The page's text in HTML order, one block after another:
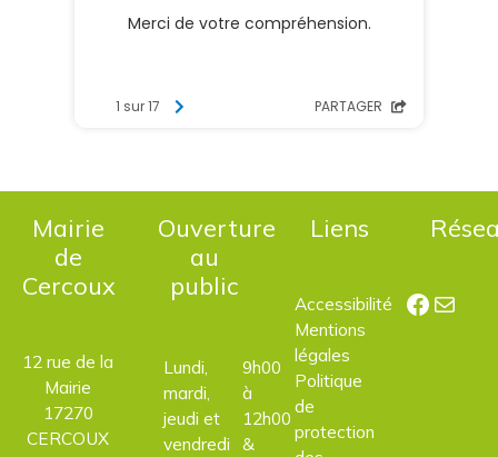
Mairie
de
Cercoux
12 rue de la
Mairie
17270
CERCOUX
Ouverture
au
public
Lundi,
mardi,
jeudi et
vendredi
9h00
à
12h00
&
Liens
Accessibilité
Mentions
légales
Politique
de
protection
E-mail